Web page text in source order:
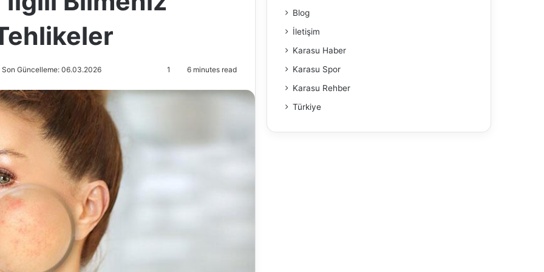
Son Güncelleme: 06.03.2026 1 6 minutes read
Blog
İletişim
Karasu Haber
Karasu Spor
Karasu Rehber
Türkiye